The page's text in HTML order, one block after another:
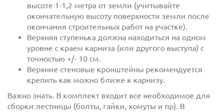
высоте 1-1,2 метра от земли (учитывайте
окончательную высоту поверхности земли после
окончания строительных работ на участке).
Верхняя ступенька должна находиться на одном
уровне с краем карниза (или другого выступа) с
точностью +/- 10 см.
Верхние стеновые кронштейны рекомендуется
крепить как можно ближе к карнизу.
Важно знать. В комплект входит все необходимое для
сборки лестницы (болты, гайки, хомуты и пр). В